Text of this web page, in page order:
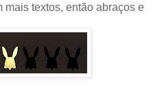
mais textos, então abraços e